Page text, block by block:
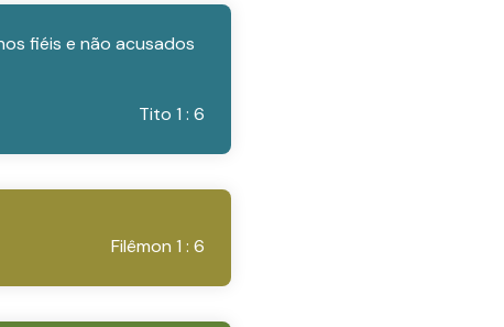
fiéis e não acusados
Tito 1 : 6
Filêmon 1 : 6